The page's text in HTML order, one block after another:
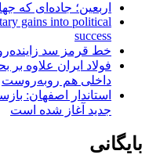
اربعین؛ جاده‌ای که
gains into political
success
خط قرمز سد زاینده‌رود، ۲۳۶ میلیون
فولاد ایران علاوه
داخلی هم روبه‌روست
استاندار اصفهان:
جدید آغاز شده است
بایگانی